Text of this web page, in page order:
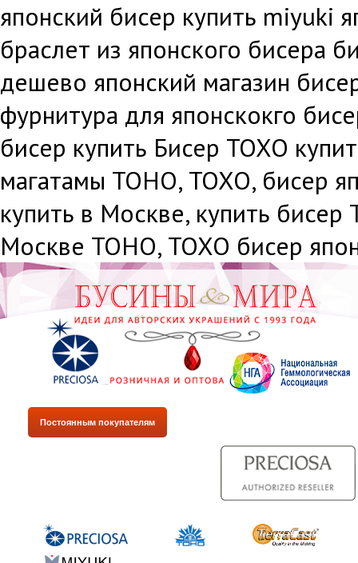
японский бисер купить miyuki
браслет из японского бисера
дешево японский магазин
фурнитура для японскокго
бисер купить Бисер ТОХО
магатамы ТОНО, ТОХО, бисер
купить в Москве, купить
Москве ТОНО, ТОХО бисер
Постоянным покупателям